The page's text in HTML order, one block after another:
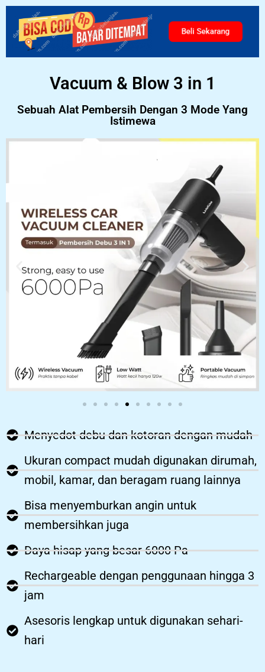
Beli Sekarang
Vacuum & Blow 3 in 1
Sebuah Alat Pembersih Dengan 3 Mode Yang
Istimewa
Menyedot debu dan kotoran dengan mudah
Ukuran compact mudah digunakan dirumah,
mobil, kamar, dan beragam ruang lainnya
Bisa menyemburkan angin untuk
membersihkan juga
Daya hisap yang besar 6000 Pa
Rechargeable dengan penggunaan hingga 3
jam
Asesoris lengkap untuk digunakan sehari-
hari